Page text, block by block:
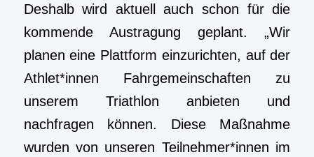
Deshalb wird aktuell auch schon für die
kommende Austragung geplant. „Wir
planen eine Plattform einzurichten, auf der
Athlet*innen Fahrgemeinschaften zu
unserem Triathlon anbieten und
nachfragen können. Diese Maßnahme
wurden von unseren Teilnehmer*innen im